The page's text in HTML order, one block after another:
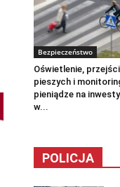
Bezpieczeństwo
Oświetlenie,
pieszych i
pieniądze na
w...
POLICJA